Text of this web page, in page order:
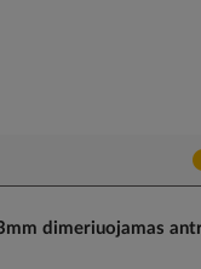
dimeriuojamas